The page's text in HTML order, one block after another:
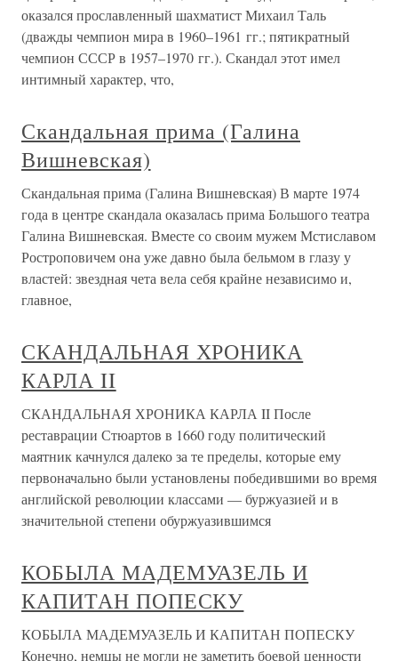
оказался прославленный шахматист Михаил Таль
(дважды чемпион мира в 1960–1961 гг.; пятикратный
чемпион СССР в 1957–1970 гг.). Скандал этот имел
интимный характер, что,
Скандальная прима (Галина
Вишневская)
Скандальная прима (Галина Вишневская) В марте 1974
года в центре скандала оказалась прима Большого театра
Галина Вишневская. Вместе со своим мужем Мстиславом
Ростроповичем она уже давно была бельмом в глазу у
властей: звездная чета вела себя крайне независимо и,
главное,
СКАНДАЛЬНАЯ ХРОНИКА
КАРЛА II
СКАНДАЛЬНАЯ ХРОНИКА КАРЛА II После
реставрации Стюартов в 1660 году политический
маятник качнулся далеко за те пределы, которые ему
первоначально были установлены победившими во время
английской революции классами — буржуазией и в
значительной степени обуржуазившимся
КОБЫЛА МАДЕМУАЗЕЛЬ И
КАПИТАН ПОПЕСКУ
КОБЫЛА МАДЕМУАЗЕЛЬ И КАПИТАН ПОПЕСКУ
Конечно, немцы не могли не заметить боевой ценности